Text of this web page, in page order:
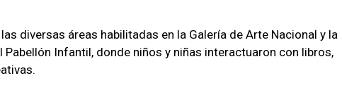
diversas áreas habilitadas en la Galería de Arte Nacional y la
Infantil, donde niños y niñas interactuaron con libros,